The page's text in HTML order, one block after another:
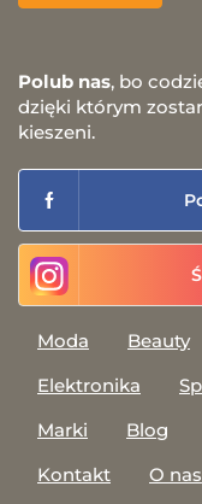
Polub nas, bo
dzięki którym
kieszeni.
Moda Beauty
Elektronika
Marki
Blog
Kontakt
O nas